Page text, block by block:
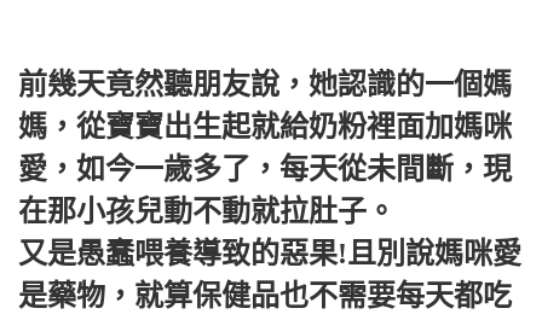
前幾天竟然聽朋友說，她認識的一個媽
媽，從寶寶出生起就給奶粉裡面加媽咪
愛，如今一歲多了，每天從未間斷，現
在那小孩兒動不動就拉肚子。
又是愚蠢喂養導致的惡果!且別說媽咪愛
是藥物，就算保健品也不需要每天都吃